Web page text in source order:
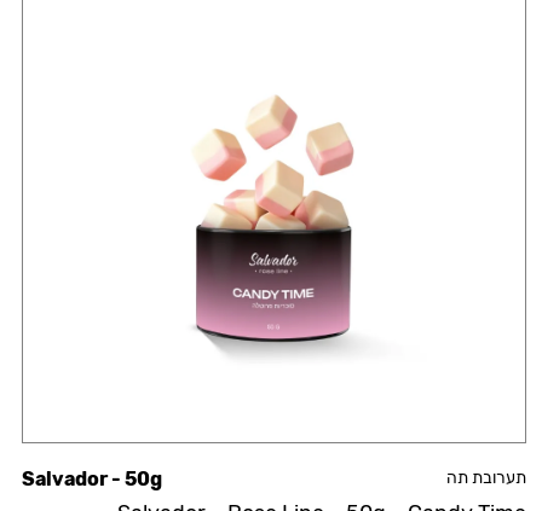
תערובת תה Salvador - 50g